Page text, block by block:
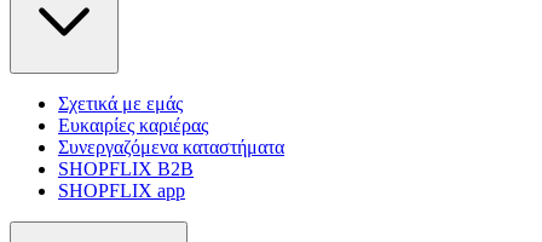
Σχετικά με εμάς
Ευκαιρίες καριέρας
Συνεργαζόμενα καταστήματα
SHOPFLIX B2B
SHOPFLIX app